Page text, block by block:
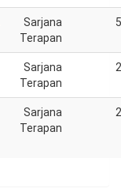
Sarjana
Terapan
Sarjana
Terapan
Sarjana
Terapan